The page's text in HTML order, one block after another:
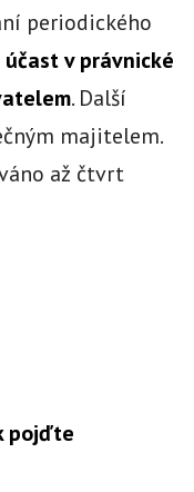
periodického
v právnické
. Další
majitelem.
až čtvrt
pojďte